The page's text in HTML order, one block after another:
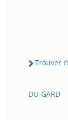
Trouver
DU-GARD